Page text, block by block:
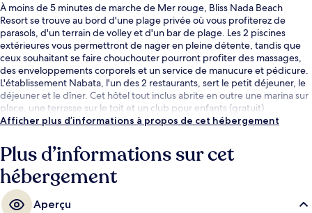
À moins de 5 minutes de marche de Mer rouge, Bliss Nada Beach
Resort se trouve au bord d'une plage privée où vous profiterez de
parasols, d'un terrain de volley et d'un bar de plage. Les 2 piscines
extérieures vous permettront de nager en pleine détente, tandis que
ceux souhaitant se faire chouchouter pourront profiter des massages,
des enveloppements corporels et un service de manucure et pédicure.
L'établissement Nabata, l'un des 2 restaurants, sert le petit déjeuner, le
déjeuner et le dîner. Cet hôtel tout inclus abrite en outre une marina sur
place, une terrasse sur le toit et un club pour enfants (gratuit).
Afficher plus d’informations à propos de cet hébergement
Plus d’informations sur cet
hébergement
Aperçu